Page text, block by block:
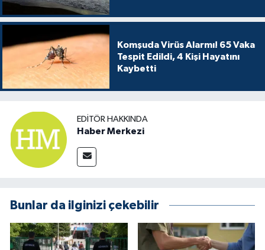
Komşuda Virüs Alarmı! 65 Vaka
Tespit Edildi, 4 Kişi Hayatını
Kaybetti
EDITÖR HAKKINDA
Haber Merkezi
Bunlar da ilginizi çekebilir